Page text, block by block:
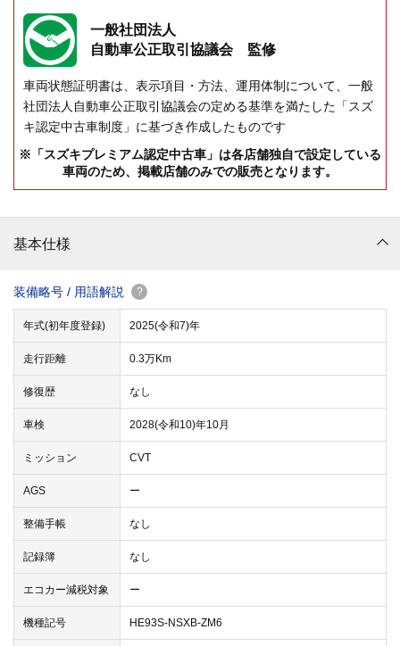
一般社団法人
自動車公正取引協議会 監修
車両状態証明書は、表示項目・方法、運用体制について、一般
社団法人自動車公正取引協議会の定める基準を満たした「スズ
キ認定中古車制度」に基づき作成したものです
※「スズキプレミアム認定中古車」は各店舗独自で設定している
車両のため、掲載店舗のみでの販売となります。
基本仕様
装備略号 / 用語解説 ?
年式(初年度登録) 2025(令和7)年
走行距離 0.3万Km
修復歴 なし
車検 2028(令和10)年10月
ミッション CVT
AGS ー
整備手帳 なし
記録簿 なし
エコカー減税対象 ー
機種記号 HE93S-NSXB-ZM6